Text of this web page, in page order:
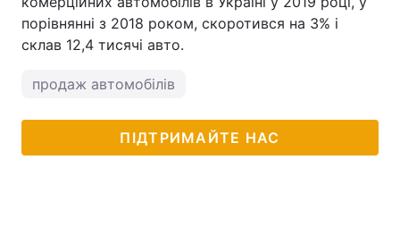
порівнянні з 2018 роком, скоротився на 3% і
склав 12,4 тисячі авто.
продаж автомобілів
ПІДТРИМАЙТЕ НАС